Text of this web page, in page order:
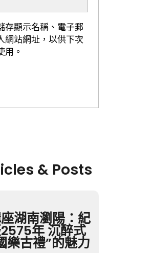
存顯示名稱、電子郵
網站網址，以供下次
用。
& Posts
湖南瀏陽：紀
年 沉醉式
樂古禮”的魅力